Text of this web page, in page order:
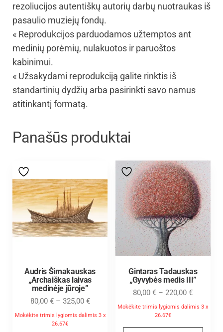
rezoliucijos autentiškų autorių darbų nuotraukas iš
pasaulio muziejų fondų.
« Reprodukcijos parduodamos užtemptos ant
medinių porėmių, nulakuotos ir paruoštos
kabinimui.
« Užsakydami reprodukciją galite rinktis iš
standartinių dydžių arba pasirinkti savo namus
atitinkantį formatą.
Panašūs produktai
Audris Šimakauskas
„Archaiškas laivas
medinėje jūroje”
80,00 € – 325,00 €
Mokėkite trimis lygiomis dalimis 3 x
26.67€
Gintaras Tadauskas
„Gyvybės medis III”
80,00€ – 220,00€
Mokėkite trimis lygiomis dalimis 3 x
26.67€